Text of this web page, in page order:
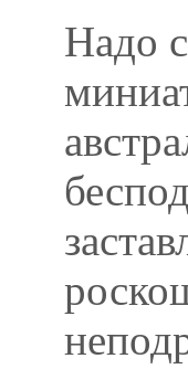
Надо